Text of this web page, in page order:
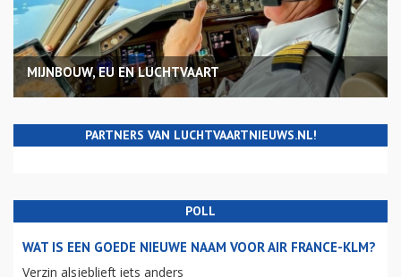
MIJNBOUW, EU EN LUCHTVAART
PARTNERS VAN LUCHTVAARTNIEUWS.NL!
POLL
WAT IS EEN GOEDE NIEUWE NAAM VOOR AIR FRANCE-KLM?
Verzin alsjeblieft iets anders